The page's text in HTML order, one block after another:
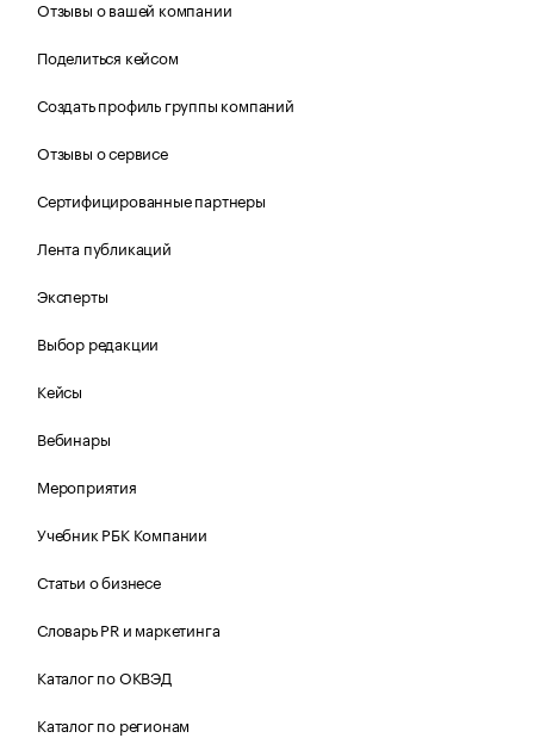
Отзывы о вашей компании
Поделиться кейсом
Создать профиль группы компаний
Отзывы о сервисе
Сертифицированные партнеры
Лента публикаций
Эксперты
Выбор редакции
Кейсы
Вебинары
Мероприятия
Учебник РБК Компании
Статьи о бизнесе
Словарь PR и маркетинга
Каталог по ОКВЭД
Каталог по регионам